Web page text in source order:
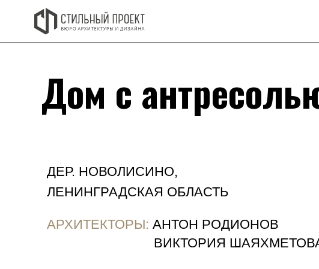
Дом с антресолью
ЛЕНИНГРАДСКАЯ ОБЛАСТЬ
АРХИТЕКТОРЫ:АНТОН РОДИОНОВ
2
ВИКТОРИЯ ШАЯХМЕТОВА